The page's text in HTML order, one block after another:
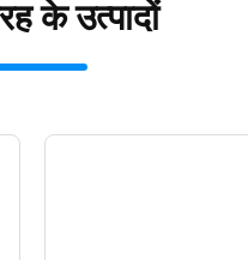
के उत्पादों